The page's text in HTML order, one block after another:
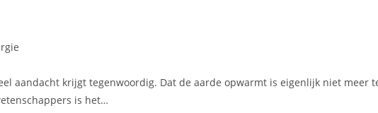
aandacht krijgt tegenwoordig. Dat de aarde opwarmt is eigenlijk niet meer
is het…